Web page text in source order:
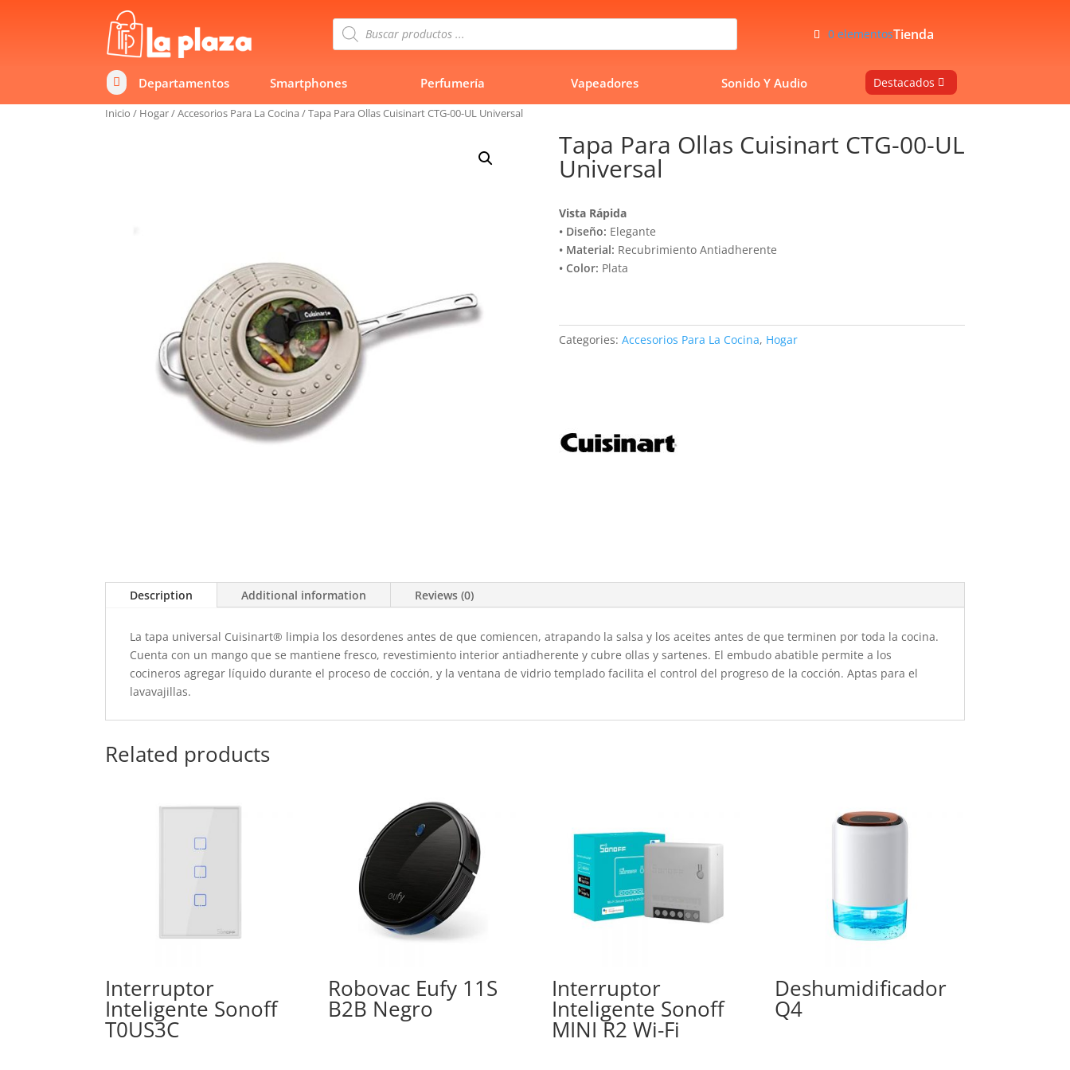
Búsqueda
de
productos
0 elementosTienda
 Departamentos Smartphones Perfumería Vapeadores Sonido Y Audio Destacados
Inicio / Hogar/Accesorios Para La Cocina /Tapa Para Ollas Cuisinart CTG-00-UL Universal
Tapa Para Ollas Cuisinart CTG-00-UL
Universal
Vista Rápida
• Diseño: Elegante
• Material: Recubrimiento Antiadherente
• Color: Plata
Categories: Accesorios Para La Cocina, Hogar
Description Additional information Reviews (0)
La tapa universal Cuisinart® limpia los desordenes antes de que comiencen, atrapando la salsa y los aceites antes de que terminen por toda la cocina.
Cuenta con un mango que se mantiene fresco, revestimiento interior antiadherente y cubre ollas y sartenes. El embudo abatible permite a los
cocineros agregar líquido durante el proceso de cocción, y la ventana de vidrio templado facilita el control del progreso de la cocción. Aptas para el
lavavajillas.
Related products
Interruptor
Inteligente Sonoff
T0US3C
Robovac Eufy 11S
B2B Negro
Interruptor
Inteligente Sonoff
MINI R2 Wi-Fi
Deshumidificador
Q4